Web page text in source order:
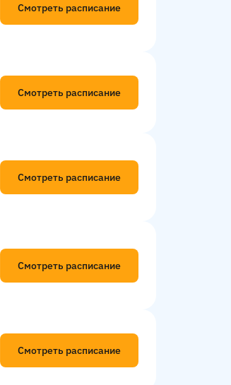
Смотреть расписание
Смотреть расписание
Смотреть расписание
Смотреть расписание
Смотреть расписание